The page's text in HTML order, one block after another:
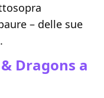
– delle sue
Dragons a